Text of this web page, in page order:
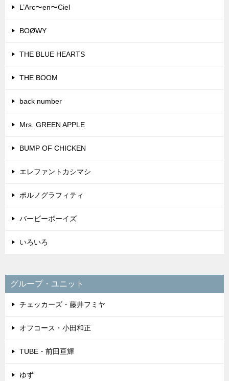
L’Arc〜en〜Ciel
BOØWY
THE BLUE HEARTS
THE BOOM
back number
Mrs. GREEN APPLE
BUMP OF CHICKEN
エレファントカシマシ
ポルノグラフィティ
バービーボーイズ
いろいろ
グループ・ユニット
チェッカーズ・藤井フミヤ
オフコース・小田和正
TUBE・前田亘輝
ゆず